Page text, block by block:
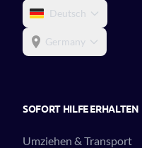
Deutsch
Germany
SOFORT HILFE ERHALTEN
Umziehen & Transport